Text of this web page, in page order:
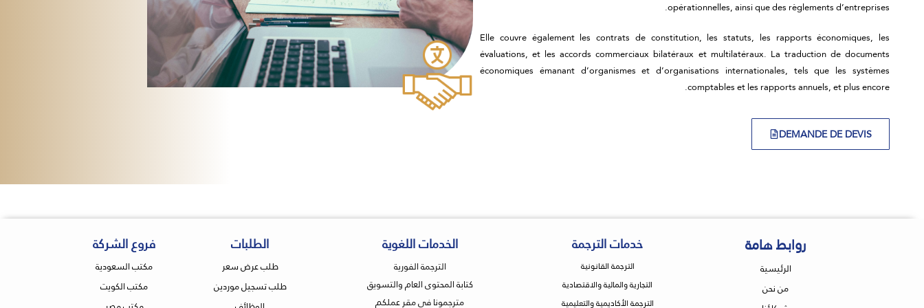
opérationnelles, ainsi que des règlements d’entreprises.
Elle couvre également les contrats de constitution, les statuts, les rapports économiques, les
évaluations, et les accords commerciaux bilatéraux et multilatéraux. La traduction de documents
économiques émanant d’organismes et d’organisations internationales, tels que les systèmes
comptables et les rapports annuels, et plus encore.
DEMANDE DE DEVIS
روابط هامة
الرئيسية
من نحن
خدمات الترجمة
الترجمة القانونية
التجارية والمالية والاقتصادية
الترجمة الأكاديمية والتعليمية
الخدمات اللغوية
الترجمة الفورية
كتابة المحتوى العام والتسويق
مترجمونا في مقر عملكم
الطلبات
طلب عرض سعر
طلب تسجيل موردين
فروع الشركة
مكتب السعودية
مكتب الكويت